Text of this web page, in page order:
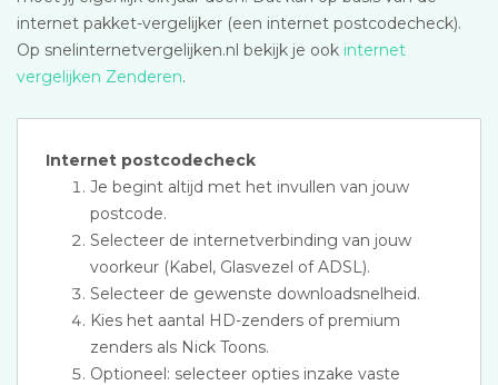
internet pakket-vergelijker (een internet postcodecheck).
Op snelinternetvergelijken.nl bekijk je ook internet
vergelijken Zenderen.
Internet postcodecheck
Je begint altijd met het invullen van jouw
postcode.
Selecteer de internetverbinding van jouw
voorkeur (Kabel, Glasvezel of ADSL).
Selecteer de gewenste downloadsnelheid.
Kies het aantal HD-zenders of premium
zenders als Nick Toons.
Optioneel: selecteer opties inzake vaste